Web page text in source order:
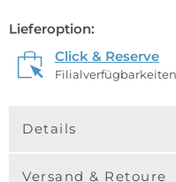
Lieferoption:
Click & Reserve
Details
Versand & Retoure